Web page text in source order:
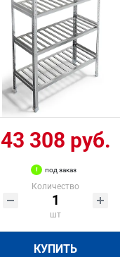
43 308 руб.
под заказ
Количество
шт
КУПИТЬ